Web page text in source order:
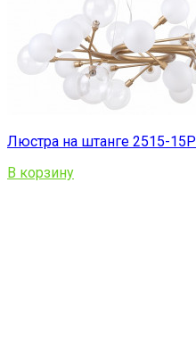
Люстра на штанге 2515-
В корзину